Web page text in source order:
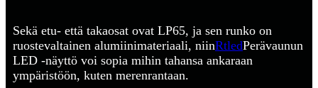
Sekä etu- että takaosat ovat LP65, ja sen runko on
ruostevaltainen alumiinimateriaali, niinRtledPerävaunun
LED -näyttö voi sopia mihin tahansa ankaraan
ympäristöön, kuten merenrantaan.